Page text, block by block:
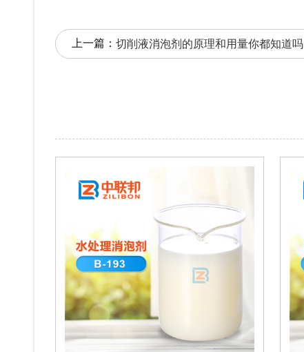
上一篇： 切削液消泡剂的原理和用量你都知道吗